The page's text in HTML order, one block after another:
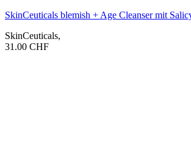
SkinCeuticals blemish + Age Cleanser mit
SkinCeuticals,
31.00 CHF